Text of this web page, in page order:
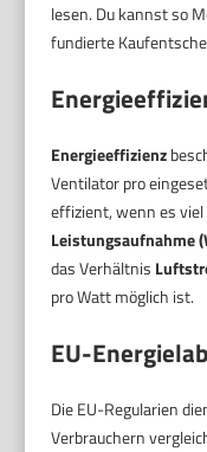
lesen. Du kannst so
fundierte
Energieeffizienz
Ventilator pro
effizient, wenn es
Leistungsaufnahme
das Verhältnis
pro Watt möglich ist.
EU-
Die EU-Regularien
Verbrauchern